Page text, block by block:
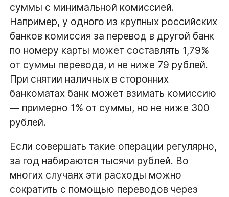
суммы с минимальной комиссией.
Например, у одного из крупных российских
банков комиссия за перевод в другой банк
по номеру карты может составлять 1,79%
от суммы перевода, и не ниже 79 рублей.
При снятии наличных в сторонних
банкоматах банк может взимать комиссию
— примерно 1% от суммы, но не ниже 300
рублей.
Если совершать такие операции регулярно,
за год набираются тысячи рублей. Во
многих случаях эти расходы можно
сократить с помощью переводов через